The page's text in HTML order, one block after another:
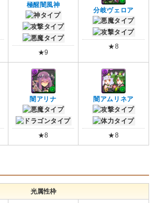
極醒闇風神
★9
分岐ヴェロア
★8
闇アリナ
★8
闇アムリネア
★8
光属性枠